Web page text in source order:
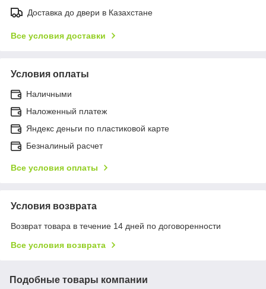
Доставка до двери в Казахстане
Все условия доставки
Условия оплаты
Наличными
Наложенный платеж
Яндекс деньги по пластиковой карте
Безналиный расчет
Все условия оплаты
Условия возврата
Возврат товара в течение 14 дней по договоренности
Все условия возврата
Подобные товары компании